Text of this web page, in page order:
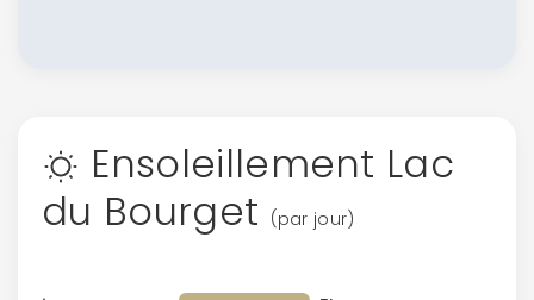
Ensoleillement Lac
du Bourget (par jour)